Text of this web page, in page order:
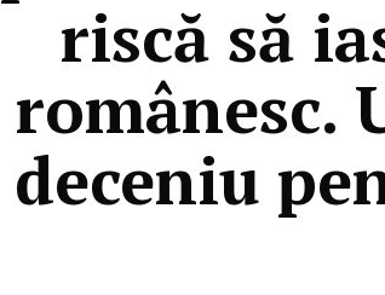
riscă să
românesc.
deceniu